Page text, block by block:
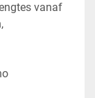
vanaf